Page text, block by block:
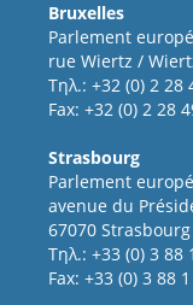
Bruxelles
Parlement
rue Wiertz /
Τηλ.: +32 (0) 2 28
Fax: +32 (0) 2 28
Strasbourg
Parlement
avenue du
67070
Τηλ.: +33 (0) 3 88
Fax: +33 (0) 3 88